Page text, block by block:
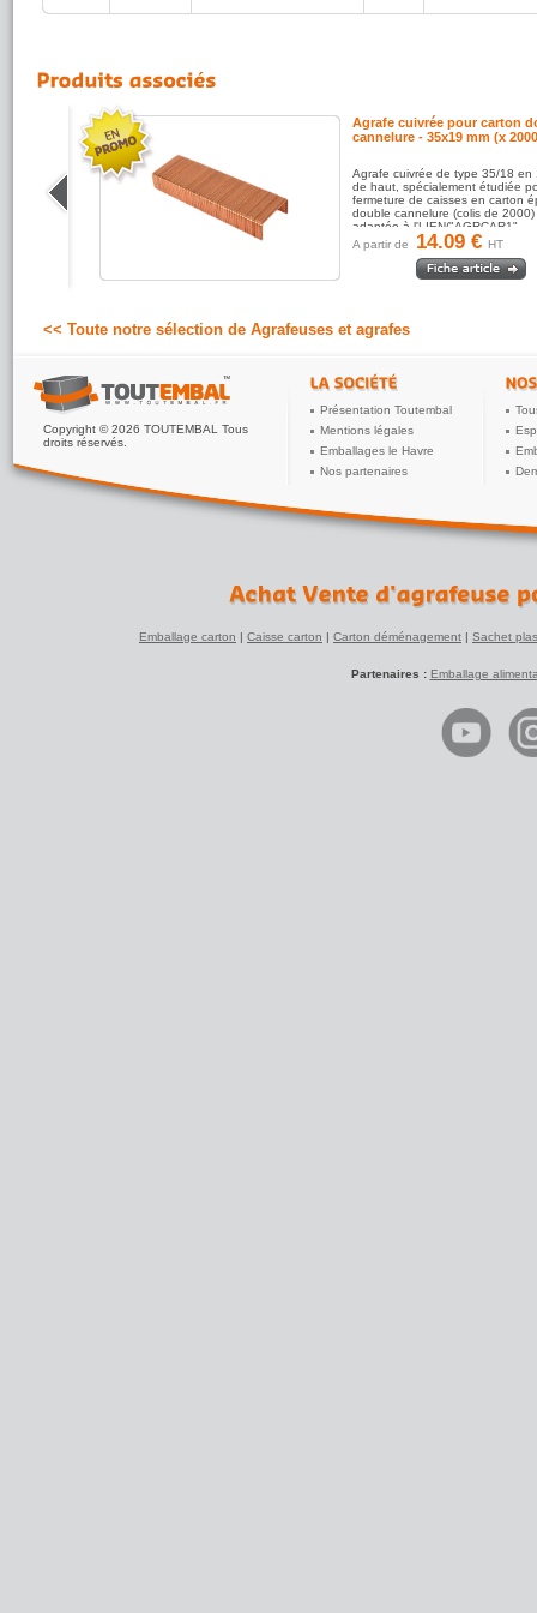
Agrafe cuivrée pour carton
cannelure - 35x19 mm (x
Agrafe cuivrée de type 35/18 en
de haut, spécialement étudiée
fermeture de caisses en carton
double cannelure (colis de 2000)
adaptée à l'LIEN("AGRCAR1",...
A partir de 14.09 € HT
<< Toute notre sélection de Agrafeuses et agrafes
Copyright © 2026 TOUTEMBAL Tous
droits réservés.
Présentation Toutembal
Mentions légales
Emballages le Havre
Nos partenaires
Emballage carton | Caisse carton | Carton déménagement | Sachet
Partenaires : Emballage